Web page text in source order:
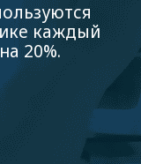
каждый
20%.